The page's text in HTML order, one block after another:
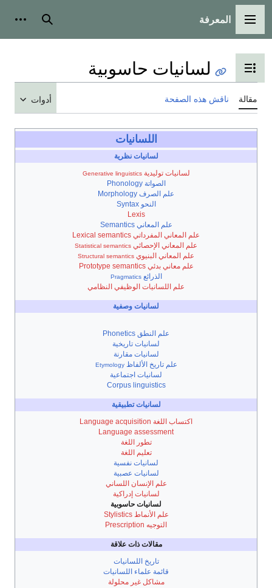
القائمة الرئيسية
المعرفة بحث
تبديل عرض جدول المحتويات
لسانيات حاسوبية
مقالة ناقش هذه الصفحة أدوات
اللسانيات
لسانيات نظرية
لسانيات توليديةGenerative linguistics
الصواتة Phonology
علم الصرف Morphology
النحو Syntax
Lexis
علم المعاني Semantics
علم المعاني المفرداتي Lexical semantics
علم المعاني الإحصائي Statistical semantics
علم المعاني البنيوي Structural semantics
علم معاني بدئي Prototype semantics
الذرائعPragmatics
علم اللسانيات الوظيفي النظامي
لسانيات وصفية
علم النطق Phonetics
لسانيات تاريخية
لسانيات مقارنة
علم تاريخ الألفاظEtymology
لسانيات اجتماعية
Corpus linguistics
لسانيات تطبيقية
اكتساب اللغة Language acquisition
Language assessment
تطور اللغة
تعليم اللغة
لسانيات نفسية
لسانيات عصبية
علم الإنسان اللساني
لسانيات إدراكية
لسانيات حاسوبية
علم الأنماط Stylistics
التوجيه Prescription
مقالات ذات علاقة
تاريخ اللسانيات
قائمة علماء اللسانيات
مشاكل غير محلولة